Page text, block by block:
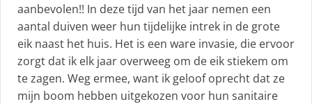
aanbevolen!! In deze tijd van het jaar nemen een
aantal duiven weer hun tijdelijke intrek in de grote
eik naast het huis. Het is een ware invasie, die ervoor
zorgt dat ik elk jaar overweeg om de eik stiekem om
te zagen. Weg ermee, want ik geloof oprecht dat ze
mijn boom hebben uitgekozen voor hun sanitaire